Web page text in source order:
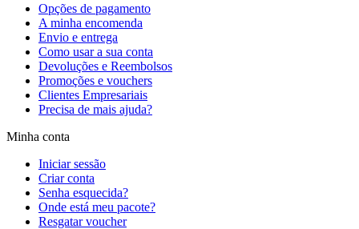
Opções de pagamento
A minha encomenda
Envio e entrega
Como usar a sua conta
Devoluções e Reembolsos
Promoções e vouchers
Clientes Empresariais
Precisa de mais ajuda?
Minha conta
Iniciar sessão
Criar conta
Senha esquecida?
Onde está meu pacote?
Resgatar voucher